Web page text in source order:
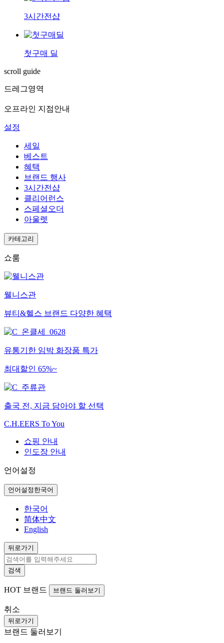
3시간전샵
첫구매 딜
scroll guide
드레그영역
오프라인 지점안내
설정
세일
베스트
혜택
브랜드 행사
3시간전샵
클리어런스
스페셜오더
아울렛
카테고리
쇼룸
웰니스관
뷰티&헬스 브랜드 다양한 혜택
유통기한 임박 화장품 특가
최대할인 65%~
출국 전, 지금 담아야 할 선택
C.H.EERS To You
쇼핑 안내
인도장 안내
언어설정
언어설정 한국어
한국어
简体中文
English
뒤로가기
검색
HOT 브랜드 브랜드 둘러보기
취소
뒤로가기
브랜드 둘러보기